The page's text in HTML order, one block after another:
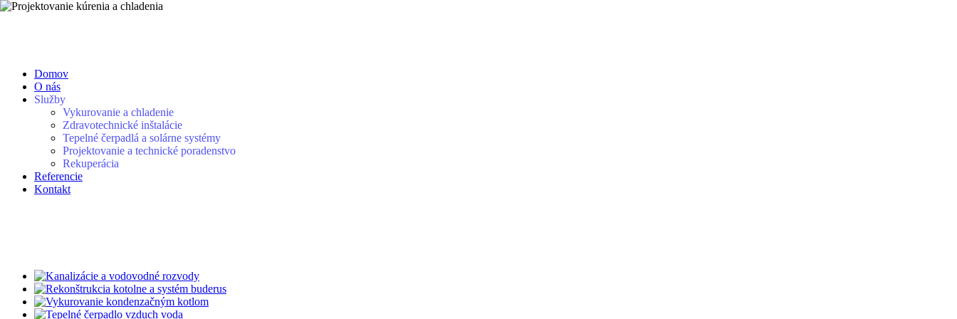
Domov
O nás
Služby
Vykurovanie a chladenie
Zdravotechnické inštalácie
Tepelné čerpadlá a solárne systémy
Projektovanie a technické poradenstvo
Rekuperácia
Referencie
Kontakt